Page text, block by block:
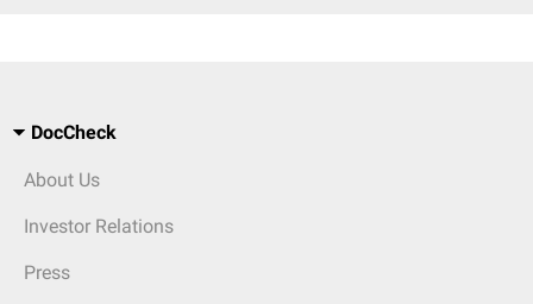
DocCheck
About Us
Investor Relations
Press